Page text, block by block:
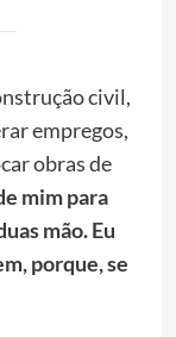
civil,
empregos,
obras de
mim para
mão. Eu
porque, se